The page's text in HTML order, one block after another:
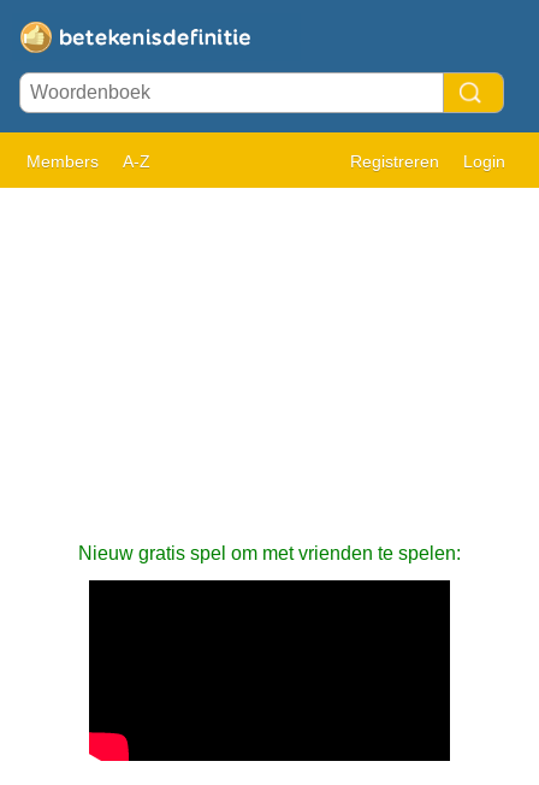
Members A-Z Registreren Login
Nieuw gratis spel om met vrienden te spelen: